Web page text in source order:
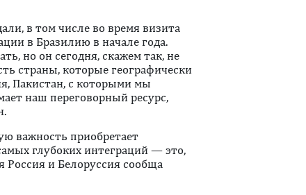
в том числе во время визита
в Бразилию в начале года.
но он сегодня, скажем так, не
страны, которые географически
Пакистан, с которыми мы
наш переговорный ресурс,
важность приобретает
глубоких интеграций — это,
Россия и Белоруссия сообща